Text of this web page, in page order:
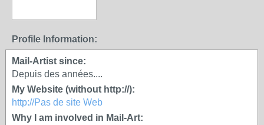
Profile Information:
Mail-Artist since:
Depuis des années....
My Website (without http://):
http://Pas de site Web
Why I am involved in Mail-Art: